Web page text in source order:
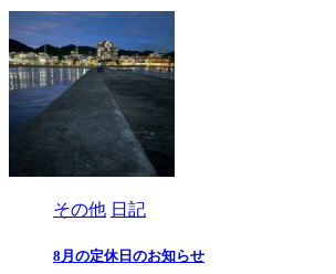
その他 日記
8月の定休日のお知らせ